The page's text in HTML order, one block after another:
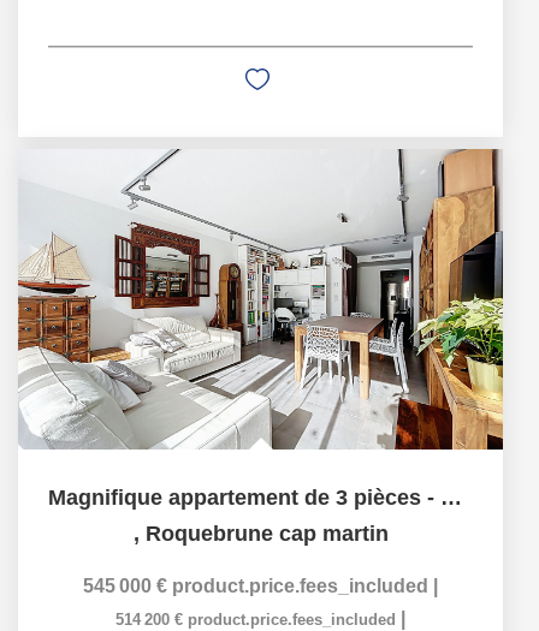
Magnifique appartement de 3 pièces - 72m² - cave - A deux...
, Roquebrune cap martin
545 000 € product.price.fees_included
514 200 € product.price.fees_included